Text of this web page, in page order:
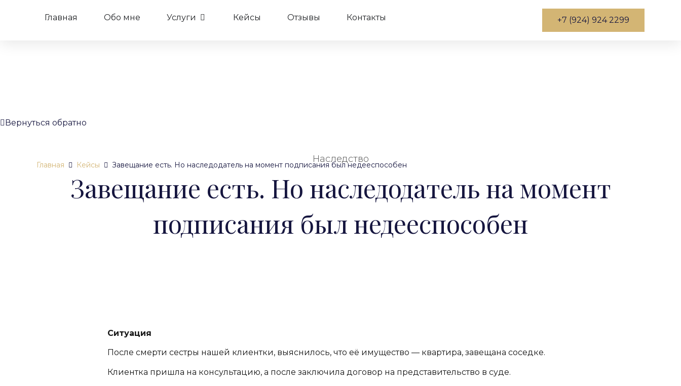
Главная Обо мне Услуги Кейсы Отзывы Контакты +7 (924) 924 2299
Вернуться обратно
Наследство
Главная Кейсы Завещание есть. Но наследодатель на момент подписания был недееспособен
Завещание есть. Но наследодатель на момент
подписания был недееспособен
Ситуация
После смерти сестры нашей клиентки, выяснилось, что её имущество — квартира, завещана соседке.
Клиентка пришла на консультацию, а после заключила договор на представительство в суде.